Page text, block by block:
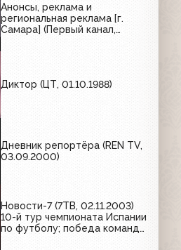
Анонсы, реклама и
региональная реклама [г.
Самара] (Первый канал,
Майский чай, МК, VIP-Авто,
Диктор (ЦТ, 01.10.1988)
Дневник репортёра (REN TV,
03.09.2000)
Новости-7 (7ТВ, 02.11.2003)
10-й тур чемпионата Испании
по футболу; победа команды